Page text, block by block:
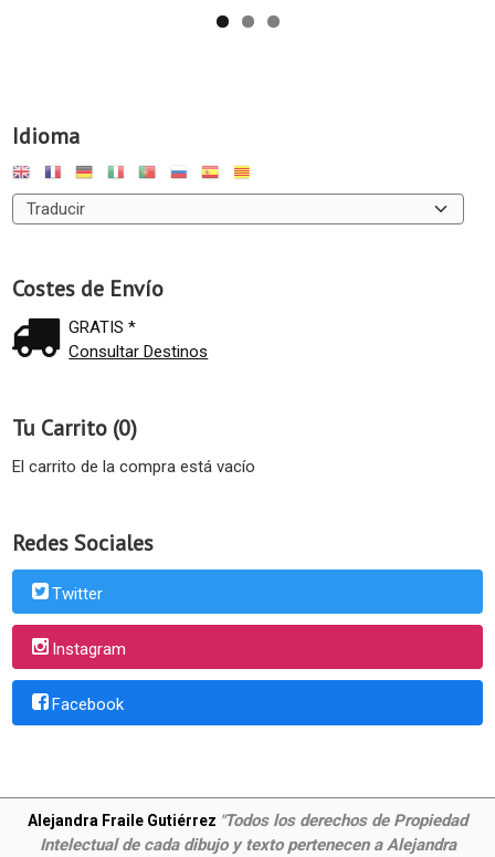
Idioma
Costes de Envío
GRATIS *
Consultar Destinos
Tu Carrito (0)
El carrito de la compra está vacío
Redes Sociales
Twitter
Instagram
Facebook
Alejandra Fraile Gutiérrez "Todos los derechos de Propiedad
Intelectual de cada dibujo y texto pertenecen a Alejandra